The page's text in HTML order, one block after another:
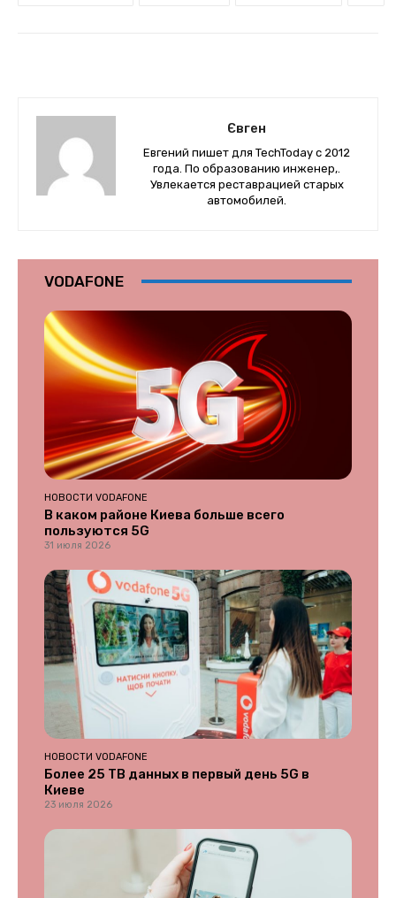
Євген
Евгений пишет для TechToday с 2012
года. По образованию инженер,.
Увлекается реставрацией старых
автомобилей.
VODAFONE
НОВОСТИ VODAFONE
В каком районе Киева больше всего
пользуются 5G
31 июля 2026
НОВОСТИ VODAFONE
Более 25 ТВ данных в первый день 5G в
Киеве
23 июля 2026